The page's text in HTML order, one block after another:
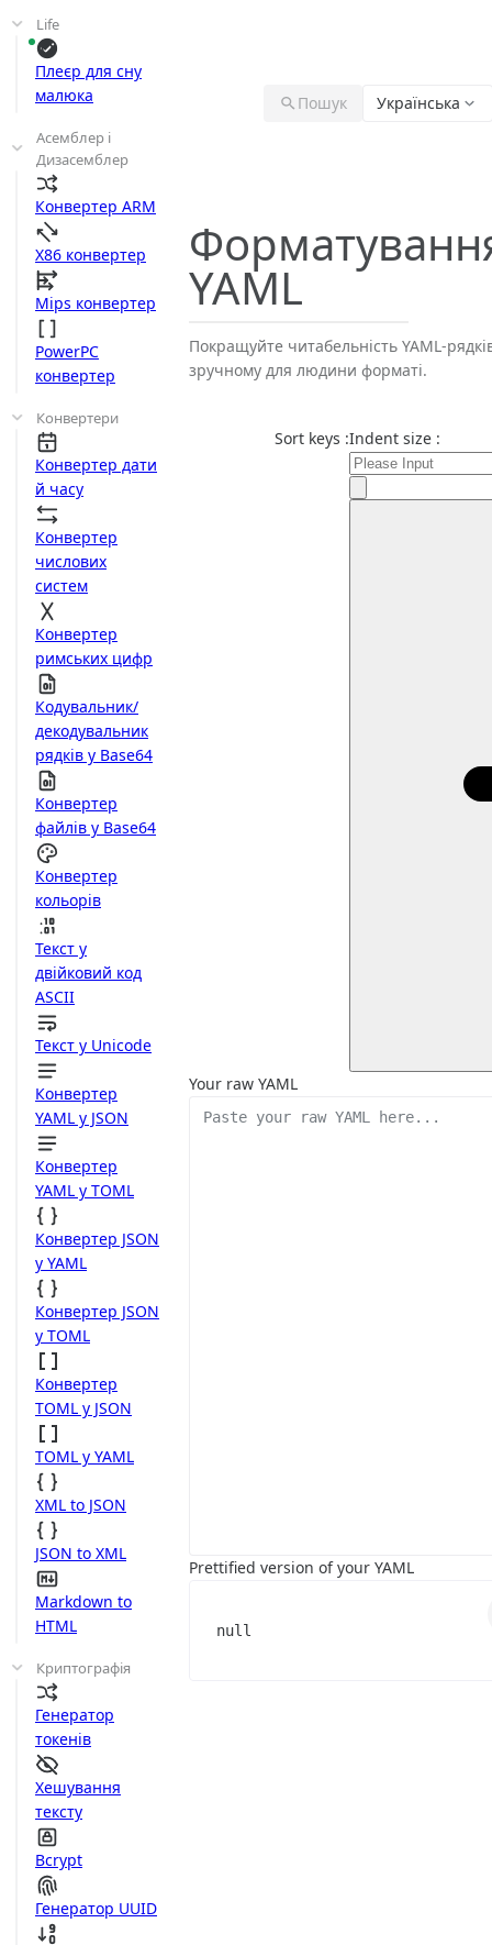
Life
Плеєр для сну
малюка
Асемблер і
Дизасемблер
Конвертер ARM
X86 конвертер
Mips конвертер
PowerPC
конвертер
Конвертери
Конвертер дати
й часу
Конвертер
числових
систем
Конвертер
римських цифр
Кодувальник/
декодувальник
рядків у Base64
Конвертер
файлів у Base64
Конвертер
кольорів
Текст у
двійковий код
ASCII
Текст у Unicode
Конвертер
YAML у JSON
Конвертер
YAML у TOML
Конвертер JSON
у YAML
Конвертер JSON
у TOML
Конвертер
TOML у JSON
TOML у YAML
XML to JSON
JSON to XML
Markdown to
HTML
Криптографія
Генератор
токенів
Хешування
тексту
Bcrypt
Генератор UUID
Пошук Українська
YAML
Покращуйте читабельність YAML-
зручному для людини форматі.
Sort keys :Indent size :
Your raw YAML
Prettified version of your YAML
null